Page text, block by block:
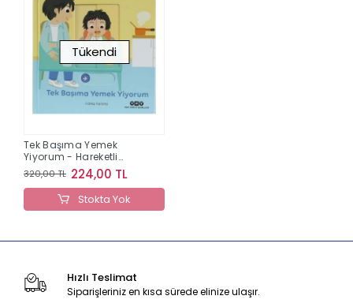
Tükendi
Tek Başıma Yemek
Yiyorum - Hareketli
Büyüyorum Serisi 6
320,00 TL 224,00 TL
Stokta Yok
Hızlı Teslimat
Siparişleriniz en kısa sürede elinize ulaşır.